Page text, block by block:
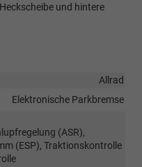
und hintere
Allrad
Elektronische Parkbremse
(ASR),
(ESP), Traktionskontrolle